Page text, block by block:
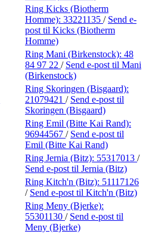
Ring Kicks (Biotherm
Homme): 33221135 / Send e-
post til Kicks (Biotherm
Homme)
Ring Mani (Birkenstock): 48
84 97 22 / Send e-post til Mani
(Birkenstock)
Ring Skoringen (Bisgaard):
21079421 / Send e-post til
Skoringen (Bisgaard)
Ring Emil (Bitte Kai Rand):
96944567 / Send e-post til
Emil (Bitte Kai Rand)
Ring Jernia (Bitz): 55317013 /
Send e-post til Jernia (Bitz)
Ring Kitch'n (Bitz): 51117126
/ Send e-post til Kitch'n (Bitz)
Ring Meny (Bjerke):
55301130 / Send e-post til
Meny (Bjerke)